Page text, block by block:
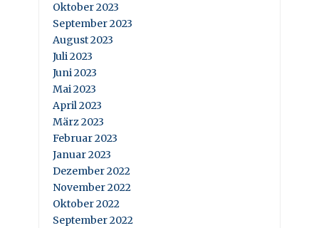
Oktober 2023
September 2023
August 2023
Juli 2023
Juni 2023
Mai 2023
April 2023
März 2023
Februar 2023
Januar 2023
Dezember 2022
November 2022
Oktober 2022
September 2022